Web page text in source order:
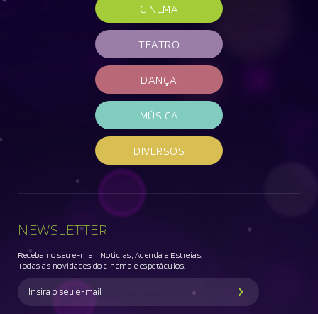
CINEMA
TEATRO
DANÇA
MÚSICA
DIVERSOS
NEWSLETTER
Receba no seu e-mail Noticias, Agenda e Estreias.
Todas as novidades do cinema e espetáculos.